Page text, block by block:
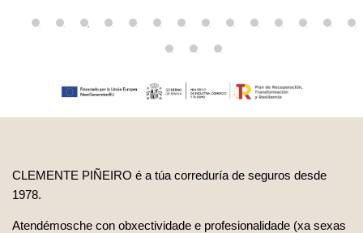
CLEMENTE PIÑEIRO é a túa correduría de seguros desde
1978.
Atendémosche con obxectividade e profesionalidade (xa sexas